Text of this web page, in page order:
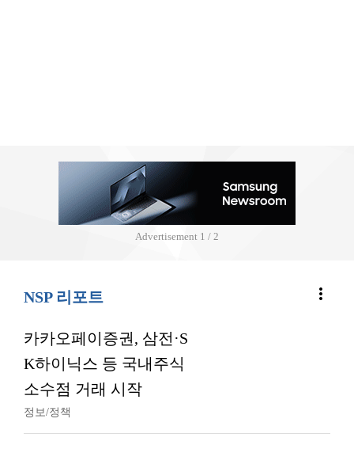
Advertisement 2 / 2
NSP 리포트 more_vert
카카오페이증권, 삼전·S
K하이닉스 등 국내주식
소수점 거래 시작
정보/정책